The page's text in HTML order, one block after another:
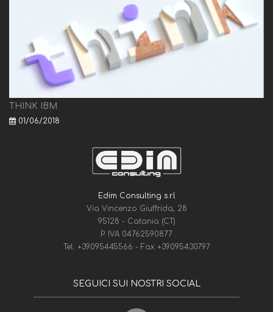
THINK IBM
01/06/2018
Edim Consulting s.r.l
Via Vincenzo Giuffrida, 28
95128 - Catania (CT)
P. IVA 04762590877
Tel. +39095445566 - Fax +39095430797
SEGUICI SUI NOSTRI SOCIAL